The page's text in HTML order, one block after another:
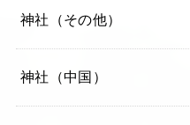
神社（その他）
神社（中国）